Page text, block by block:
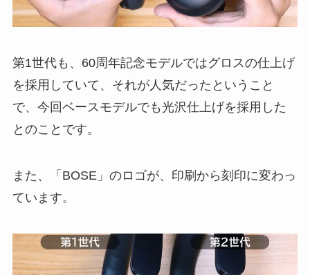
第1世代も、60周年記念モデルではグロスの仕上げ
を採用していて、それが人気だったということ
で、今回ベースモデルでも光沢仕上げを採用した
とのことです。
また、「BOSE」のロゴが、印刷から刻印に変わっ
ています。